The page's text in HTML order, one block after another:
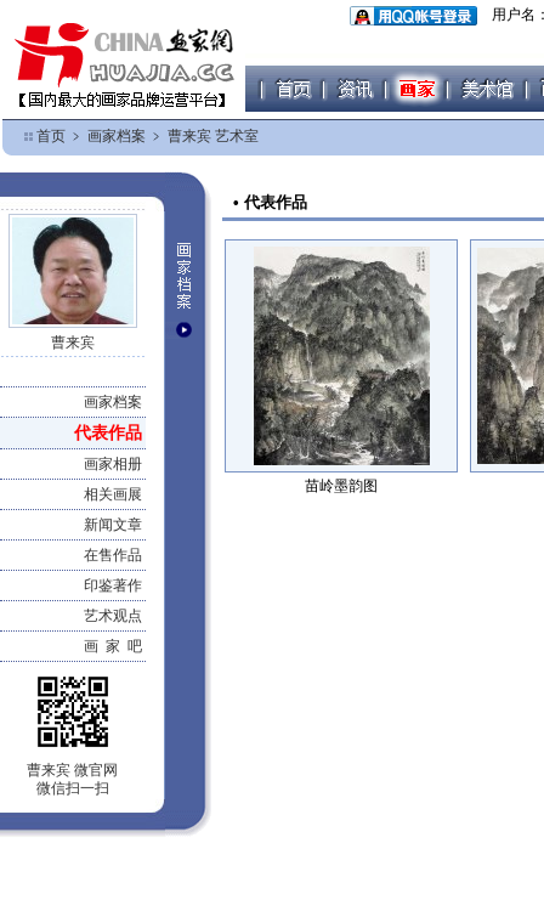
用户名
首页 ﹥ 画家档案 ﹥ 曹来宾 艺术室
曹来宾
画家档案
代表作品
画家相册
相关画展
新闻文章
在售作品
印鉴著作
艺术观点
画 家 吧
曹来宾 微官网
微信扫一扫
• 代表作品
苗岭墨韵图